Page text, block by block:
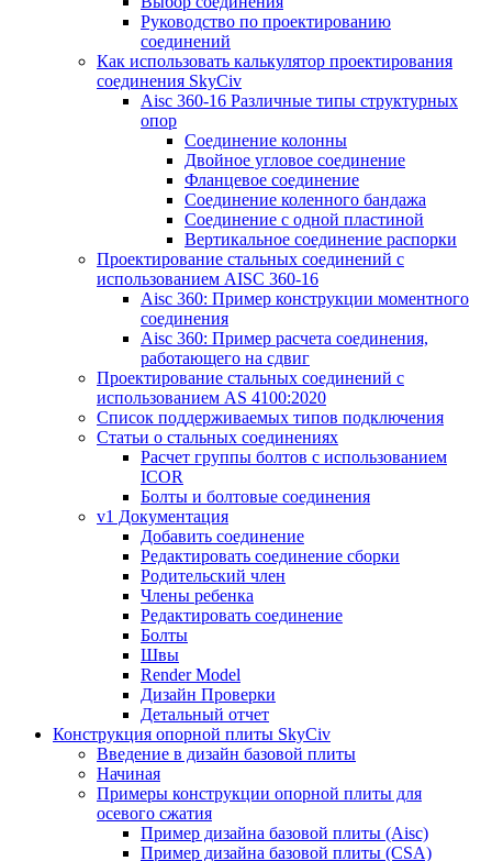
Руководство по проектированию
соединений
Как использовать калькулятор проектирования
соединения SkyCiv
Aisc 360-16 Различные типы структурных
опор
Соединение колонны
Двойное угловое соединение
Фланцевое соединение
Соединение коленного бандажа
Соединение с одной пластиной
Вертикальное соединение распорки
Проектирование стальных соединений с
использованием AISC 360-16
Aisc 360: Пример конструкции моментного
соединения
Aisc 360: Пример расчета соединения,
работающего на сдвиг
Проектирование стальных соединений с
использованием AS 4100:2020
Список поддерживаемых типов подключения
Статьи о стальных соединениях
Расчет группы болтов с использованием
ICOR
Болты и болтовые соединения
v1 Документация
Добавить соединение
Редактировать соединение сборки
Родительский член
Члены ребенка
Редактировать соединение
Болты
Швы
Render Model
Дизайн Проверки
Детальный отчет
Конструкция опорной плиты SkyCiv
Введение в дизайн базовой плиты
Начиная
Примеры конструкции опорной плиты для
осевого сжатия
Пример дизайна базовой плиты (Aisc)
Пример дизайна базовой плиты (CSA)